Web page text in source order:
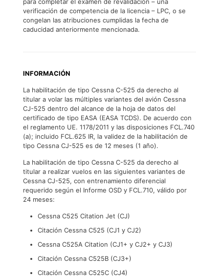
verificación de competencia de la licencia – LPC, o se
congelan las atribuciones cumplidas la fecha de
caducidad anteriormente mencionada.
INFORMACIÓN
La habilitación de tipo Cessna C-525 da derecho al
titular a volar las múltiples variantes del avión Cessna
CJ-525 dentro del alcance de la hoja de datos del
certificado de tipo EASA (EASA TCDS). De acuerdo con
el reglamento UE. 1178/2011 y las disposiciones FCL.740
(a); incluido FCL.625 IR, la validez de la habilitación de
tipo Cessna CJ-525 es de 12 meses (1 año).
La habilitación de tipo Cessna C-525 da derecho al
titular a realizar vuelos en las siguientes variantes de
Cessna CJ-525, con entrenamiento diferencial
requerido según el Informe OSD y FCL.710, válido por
24 meses:
Cessna C525 Citation Jet (CJ)
Citación Cessna C525 (CJ1 y CJ2)
Cessna C525A Citation (CJ1+ y CJ2+ y CJ3)
Citación Cessna C525B (CJ3+)
Citación Cessna C525C (CJ4)